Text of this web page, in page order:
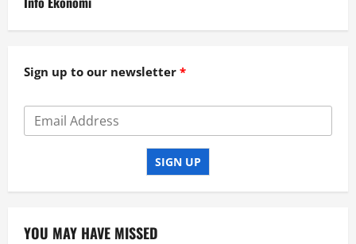
Sign up to our newsletter
SIGN UP
YOU MAY HAVE MISSED